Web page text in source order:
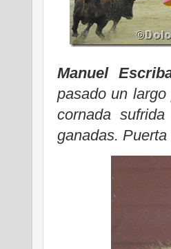
Manuel
pasado un
cornada
ganadas.